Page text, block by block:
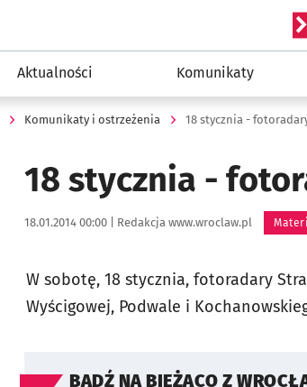
Aktualności Komunikaty
Komunikaty i ostrzeżenia 18 stycznia -
18 stycznia -
Data publikacji:
18.01.2014 00:00 | Autor:
Redakcja www.wroclaw.pl
W sobotę, 18 stycznia, fotoradary
Wyścigowej, Podwale i
BĄDŹ NA BIEŻĄCO Z